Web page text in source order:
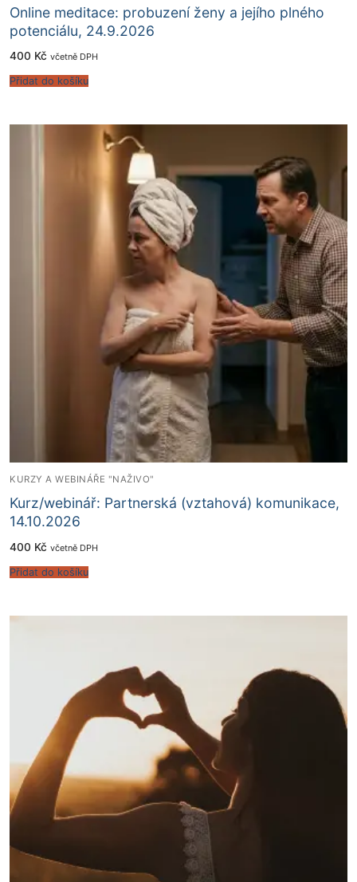
Online meditace: probuzení ženy a jejího plného
potenciálu, 24.9.2026
400 Kč včetně DPH
Přidat do košíku
KURZY A WEBINÁŘE "NAŽIVO"
Kurz/webinář: Partnerská (vztahová) komunikace,
14.10.2026
400 Kč včetně DPH
Přidat do košíku